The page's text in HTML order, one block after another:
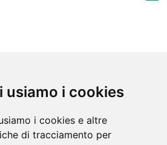
usiamo i cookies
i cookies e altre
di tracciamento per